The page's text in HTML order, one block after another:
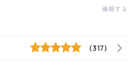
通報する
(317)